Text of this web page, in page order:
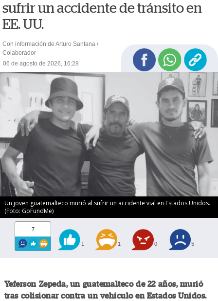
sufrir un accidente de tránsito en
EE. UU.
Con información de Arturo Santana /
Colaborador
06 de agosto de 2026, 16:28
Un joven guatemalteco murió al sufrir un accidente vial en Estados Unidos.
(Foto: GoFundMe)
7
1 1 0 5
Yeferson Zepeda, un guatemalteco de 22 años, murió
tras colisionar contra un vehículo en Estados Unidos.